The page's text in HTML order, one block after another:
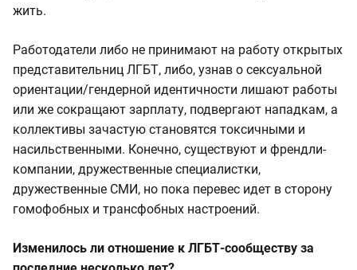
жить.
Работодатели либо не принимают на работу открытых
представительниц ЛГБТ, либо, узнав о сексуальной
ориентации/гендерной идентичности лишают работы
или же сокращают зарплату, подвергают нападкам, а
коллективы зачастую становятся токсичными и
насильственными. Конечно, существуют и френдли-
компании, дружественные специалистки,
дружественные СМИ, но пока перевес идет в сторону
гомофобных и трансфобных настроений.
Изменилось ли отношение к ЛГБТ-сообществу за